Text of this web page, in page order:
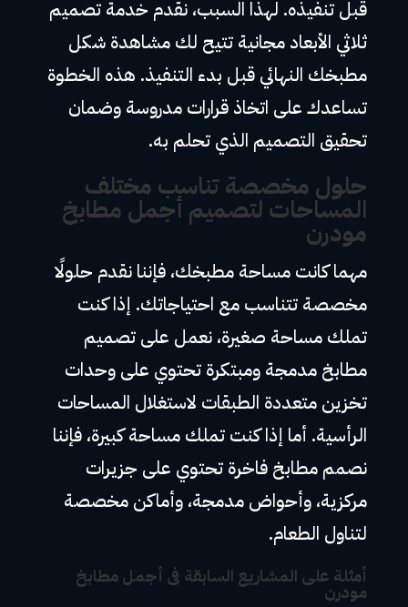
قبل تنفيذه. لهذا السبب، نقدم خدمة تصميم
ثلاثي الأبعاد مجانية تتيح لك مشاهدة شكل
مطبخك النهائي قبل بدء التنفيذ. هذه الخطوة
تساعدك على اتخاذ قرارات مدروسة وضمان
تحقيق التصميم الذي تحلم به.
حلول مخصصة تناسب مختلف
المساحات لتصميم أجمل مطابخ
مودرن
مهما كانت مساحة مطبخك، فإننا نقدم حلولًا
مخصصة تتناسب مع احتياجاتك. إذا كنت
تملك مساحة صغيرة، نعمل على تصميم
مطابخ مدمجة ومبتكرة تحتوي على وحدات
تخزين متعددة الطبقات لاستغلال المساحات
الرأسية. أما إذا كنت تملك مساحة كبيرة، فإننا
نصمم مطابخ فاخرة تحتوي على جزيرات
مركزية، وأحواض مدمجة، وأماكن مخصصة
لتناول الطعام.
أمثلة على المشاريع السابقة فى أجمل مطابخ
مودرن